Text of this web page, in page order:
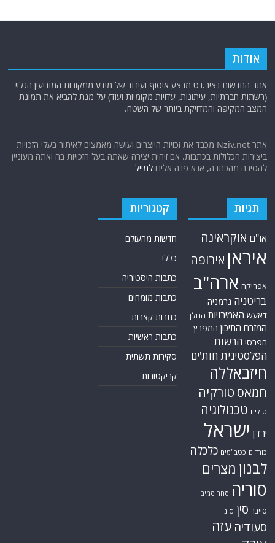
אודות
אתר החדשות נציב.נט מבצע איסוף ועיבוד של מידע ממקורות המודיעין הגלוי
(רשתות חברתיות, עיתונות, עדויות מקומיות ועוד) על מנת להביא את תמונת
המצב המקיפה והמדויקת ביותר של השטח.
אתר Nziv.net מכבד את זכויות היוצרים ועושה מאמצים לאיתור בעלי הזכויות
ביצירות הכלולות בכתבות. אם זיהית יצירה שאתה בעל הזכויות בה ואתה מעוניין
להסירה מהכתבה, אנא פנה אלינולמייל
תגיות
או"ם אוקראינה
איראן אירופה
אפריקה ארה"ב
בריטניה גרמניה
דאעש האמירויות הגולן
המזרח התיכון המפרץ
הפרסי הרשות
הפלסטינית חות'ים
חיזבאללה
חמאס טורקיה
טילים טכנולוגיה
ירדן ישראל
כורדים כטב"מים כלכלה
לבנון מצרים
סוריה סחר סמים
סייבר סין סיני
סעודיה עזה
קטגוריות
חדשות מהעולם
כללי
כתבות היסטוריה
כתבות מומחים
כתבות קצרות
כתבות ראשיות
סקירות תשתית
קריקטורות